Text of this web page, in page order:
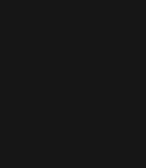
neuem Tab
in neuem Tab
– öffnet in
in neuem Tab